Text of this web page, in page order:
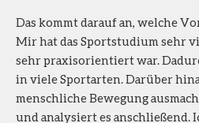
Das kommt darauf an, welche
Mir hat das Sportstudium sehr
sehr praxisorientiert war.
in viele Sportarten. Darüber
menschliche Bewegung
und analysiert es anschließend.